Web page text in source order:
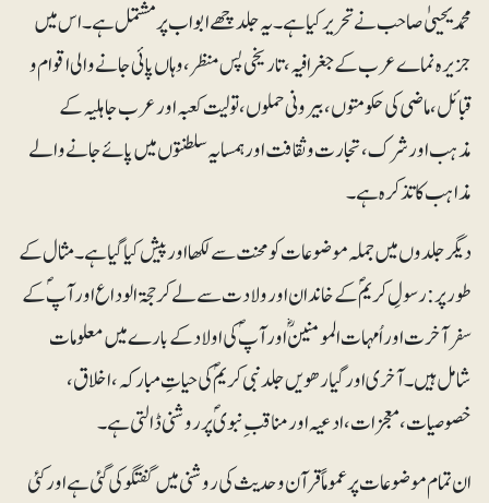
محمد یحییٰ صاحب نے تحریر کیا ہے۔ یہ جلد چھے ابواب پر مشتمل ہے۔ اس میں
جزیرہ نماے عرب کے جغرافیہ، تاریخی پس منظر ، وہاں پائی جانے والی اقوام و
قبائل ، ماضی کی حکومتوں ، بیرونی حملوں ، تولیت کعبہ اور عرب جاہلیہ کے
مذہب اور شرک ، تجارت و ثقافت اور ہمسایہ سلطنتوں میں پائے جانے والے
مذاہب کا تذکرہ ہے ۔
دیگر جلدوں میں جملہ موضوعات کو محنت سے لکھا اور پیش کیا گیا ہے۔ مثال کے
طور پر: رسولِ کریمؐ کے خاندان اور ولادت سے لے کر حجۃ الوداع اور آپؐ کے
سفر آخرت اور اُمہات المومنینؓ اور آپؐ کی اولاد کے بارے میں معلومات
شامل ہیں۔ آخری اور گیارھویں جلد نبی کریمؐ کی حیاتِ مبارکہ ، اخلاق ،
خصوصیات، معجزات، ادعیہ اورمناقب ِ نبویؐ پر روشنی ڈالتی ہے۔
ان تمام موضوعات پر عموماً قرآن و حدیث کی روشنی میں گفتگو کی گئی ہے اور کئی